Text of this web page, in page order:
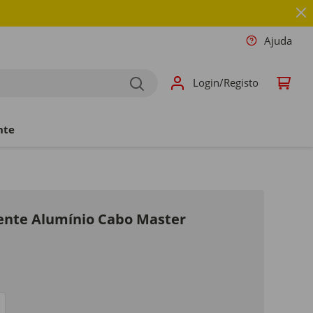
Ajuda
Login/Registo
Alumínio Cabo Master